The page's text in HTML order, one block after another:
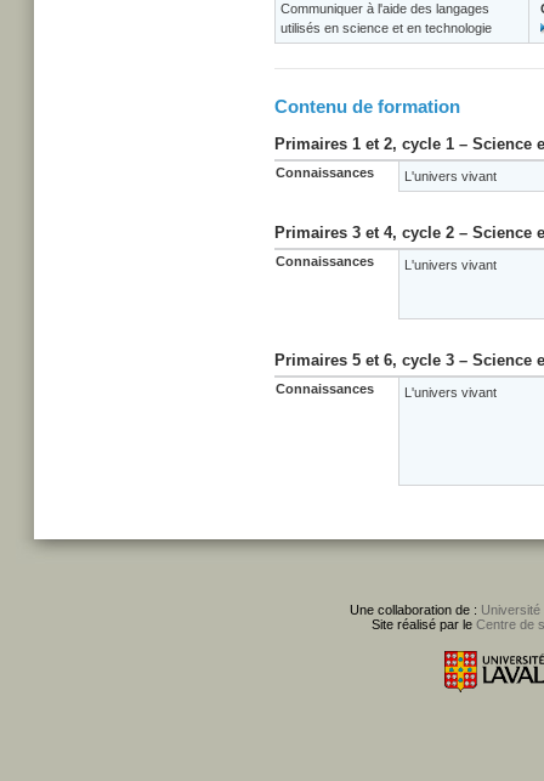
Communiquer à l'aide des langages
utilisés en science et en technologie
Contenu de formation
Primaires 1 et 2, cycle 1 – Science
Connaissances L'univers vivant
Primaires 3 et 4, cycle 2 – Science
Connaissances L'univers vivant
Primaires 5 et 6, cycle 3 – Science
Connaissances L'univers vivant
Une collaboration de : Université
Site réalisé par le Centre de